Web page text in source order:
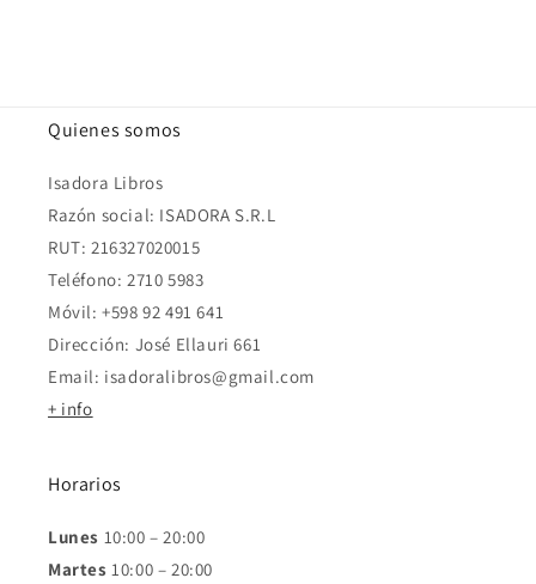
Quienes somos
Isadora Libros
Razón social: ISADORA S.R.L
RUT: 216327020015
Teléfono: 2710 5983
Móvil: +598 92 491 641
Dirección: José Ellauri 661
Email: isadoralibros@gmail.com
+ info
Horarios
Lunes 10:00 – 20:00
Martes 10:00 – 20:00